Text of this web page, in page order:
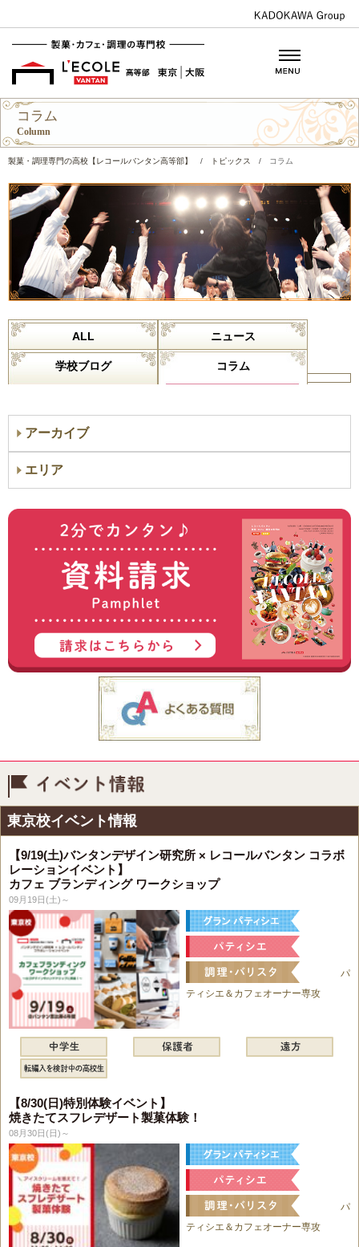
コラム
Column
製菓・調理専門の高校【レコールバンタン高等部】 / トピックス / コラム
ALL ニュース
学校ブログ コラム
アーカイブ
エリア
東京校イベント情報
【9/19(土)バンタンデザイン研究所 × レコールバンタン コラボ
レーションイベント】
カフェ ブランディング ワークショップ
09月19日(土)～
パ
ティシエ＆カフェオーナー専攻
【8/30(日)特別体験イベント】
焼きたてスフレデザート製菓体験！
08月30日(日)～
パ
ティシエ＆カフェオーナー専攻